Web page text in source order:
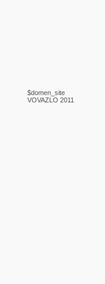
$domen_site
VOVAZLO 2011